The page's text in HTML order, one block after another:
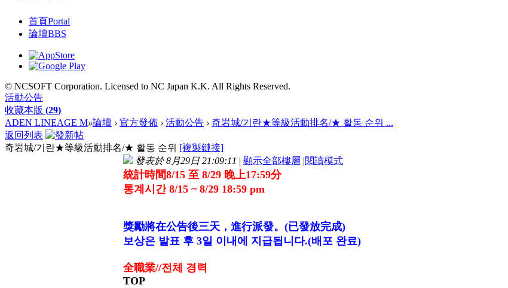
首頁Portal
論壇BBS
© NCSOFT Corporation. Licensed to NC Japan K.K. All Rights Reserved.
活動公告
收藏本版 (29)
ADEN LINEAGE M»論壇 › 官方發佈 › 活動公告 › 奇岩城/기란★等級活動排名/★ 활동 순위 ...
返回列表
奇岩城/기란★等級活動排名/★ 활동 순위 [複製鏈接]
發表於 8月29日 21:09:11 | 顯示全部樓層 |閱讀模式
統計時間8/15 至 8/29 晚上17:59分
통계시간 8/15 ~ 8/29 18:59 pm
獎勵將在公告後三天，進行派發。(已發放完成)
보상은 발표 후 3일 이내에 지급됩니다.(배포 완료)
全職業//전체 경력
TOP